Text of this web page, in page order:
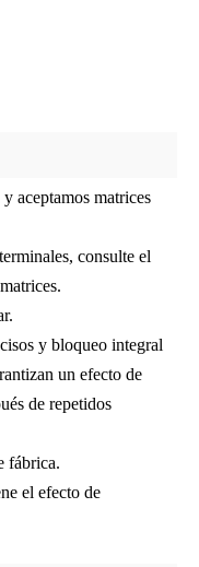
aceptamos matrices
consulte el
y bloqueo integral
un efecto de
de repetidos
fábrica.
el efecto de